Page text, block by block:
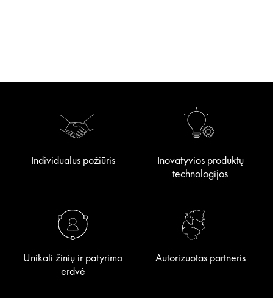
Individualus požiūris
Inovatyvios produktų
technologijos
Unikali žinių ir patyrimo
erdvė
Autorizuotas partneris